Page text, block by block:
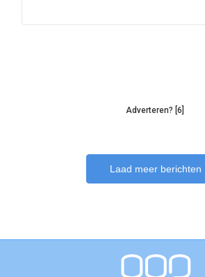
Adverteren? [6]
Laad meer berichten